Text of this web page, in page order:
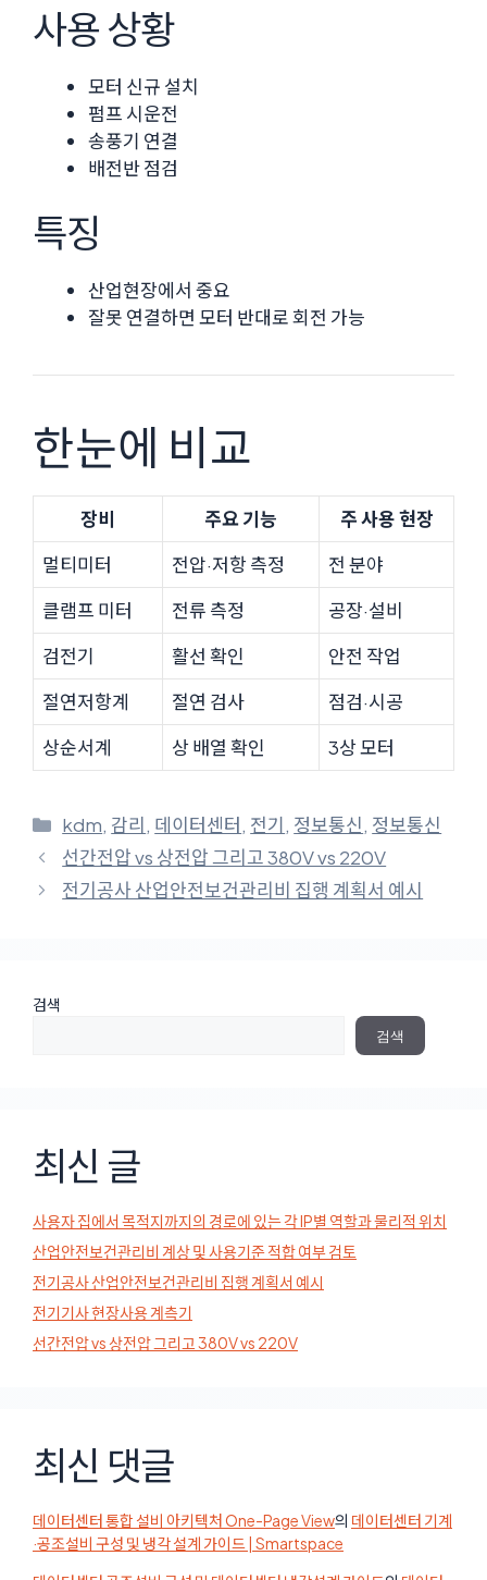
사용 상황
모터 신규 설치
펌프 시운전
송풍기 연결
배전반 점검
특징
산업현장에서 중요
잘못 연결하면 모터 반대로 회전 가능
한눈에 비교
장비 주요 기능
주 사용 현장
멀티미터
전압·저항 측정
전 분야
클램프 미터
전류 측정
공장·설비
검전기
활선 확인
안전 작업
절연저항계
절연 검사
점검·시공
상순서계
상 배열 확인 3상 모터
카
테
고
리
kdm, 감리, 데이터센터, 전기, 정보통신, 정보통신
선간전압 vs 상전압 그리고 380V vs 220V
전기공사 산업안전보건관리비 집행 계획서 예시
검색
검색
최신 글
사용자 집에서 목적지까지의 경로에 있는 각 IP별 역할과 물리적 위치
산업안전보건관리비 계상 및 사용기준 적합 여부 검토
전기공사 산업안전보건관리비 집행 계획서 예시
전기기사 현장사용 계측기
선간전압 vs 상전압 그리고 380V vs 220V
최신 댓글
데이터센터 통합 설비 아키텍처 One-Page View의 데이터센터 기계
·공조설비 구성 및 냉각 설계 가이드 | Smartspace